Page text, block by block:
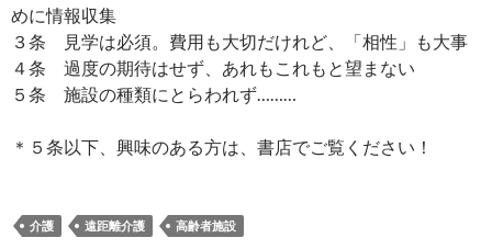
めに情報収集
３条 見学は必須。費用も大切だけれど、「相性」も大事
４条 過度の期待はせず、あれもこれもと望まない
５条 施設の種類にとらわれず………
＊５条以下、興味のある方は、書店でご覧ください！
介護 遠距離介護 高齢者施設